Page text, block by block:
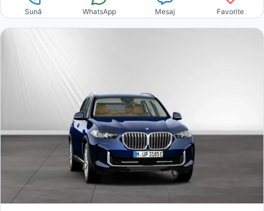
Sună WhatsApp Mesaj Favorite